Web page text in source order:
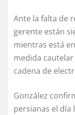
Ante la falta de
gerente están
mientras está
medida
cadena de
González
persianas el día